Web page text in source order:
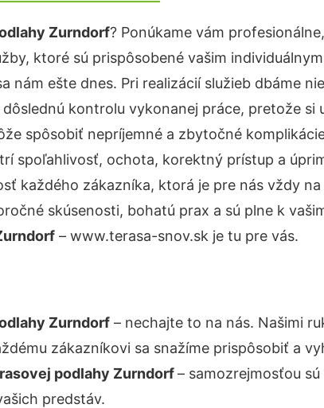
Zurndorf? Ponúkame vám
ktoré sú prispôsobené vašim
nám ešte dnes. Pri realizácií služieb dbáme
kontrolu vykonanej práce, pretože si
spôsobiť nepríjemné a zbytočné
spoľahlivosť, ochota, korektný prístup a
každého zákazníka, ktorá je pre nás vždy
skúsenosti, bohatú prax a sú plne k
– www.terasa-snov.sk je tu pre vás.
Zurndorf – nechajte to na nás. Našimi
zákazníkovi sa snažíme prispôsobiť a
podlahy Zurndorf– samozrejmosťou
predstáv.